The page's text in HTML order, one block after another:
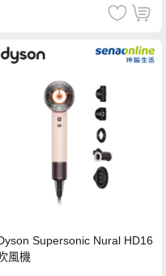
Supersonic Nural HD16
風機